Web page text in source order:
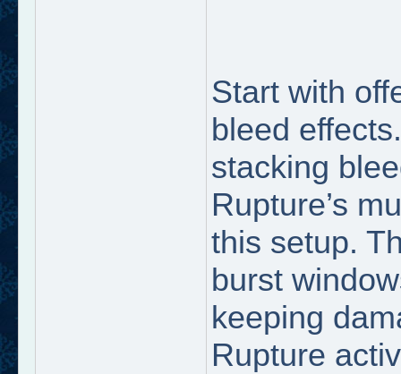
Start with
bleed
stacking
Rupture’s
this setup.
burst
keeping
Rupture